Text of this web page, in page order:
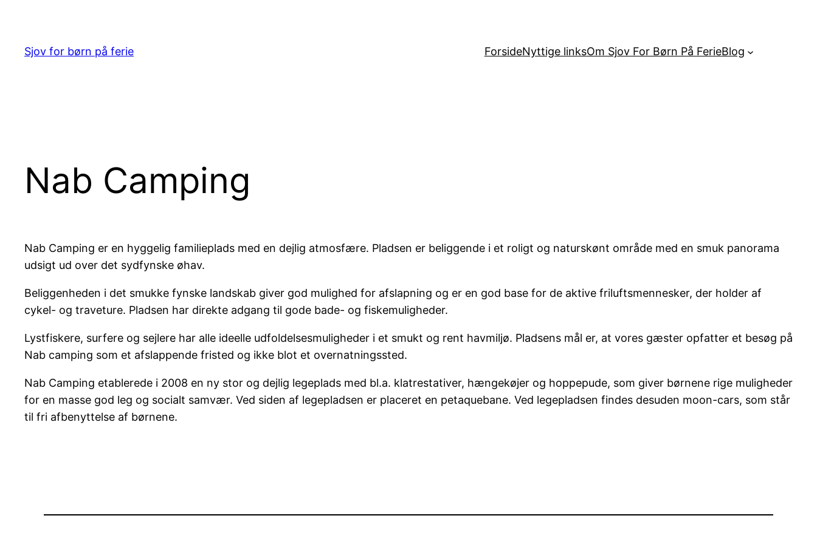
indhold
Sjov for børn på ferie ForsideNyttige linksOm Sjov For Børn På FerieBlog
Nab Camping
Nab Camping er en hyggelig familieplads med en dejlig atmosfære. Pladsen er beliggende i et roligt og naturskønt område med en smuk panorama
udsigt ud over det sydfynske øhav.
Beliggenheden i det smukke fynske landskab giver god mulighed for afslapning og er en god base for de aktive friluftsmennesker, der holder af
cykel- og traveture. Pladsen har direkte adgang til gode bade- og fiskemuligheder.
Lystfiskere, surfere og sejlere har alle ideelle udfoldelsesmuligheder i et smukt og rent havmiljø. Pladsens mål er, at vores gæster opfatter et besøg på
Nab camping som et afslappende fristed og ikke blot et overnatningssted.
Nab Camping etablerede i 2008 en ny stor og dejlig legeplads med bl.a. klatrestativer, hængekøjer og hoppepude, som giver børnene rige muligheder
for en masse god leg og socialt samvær. Ved siden af legepladsen er placeret en petaquebane. Ved legepladsen findes desuden moon-cars, som står
til fri afbenyttelse af børnene.